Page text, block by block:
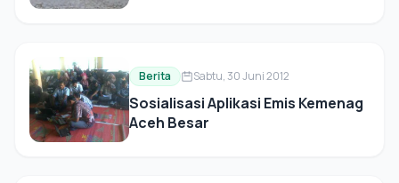
Berita Sabtu, 30 Juni 2012
Sosialisasi Aplikasi Emis Kemenag
Aceh Besar